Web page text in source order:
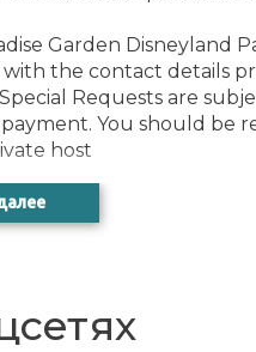
Garden Disneyland
the contact details
Requests are
You should
host